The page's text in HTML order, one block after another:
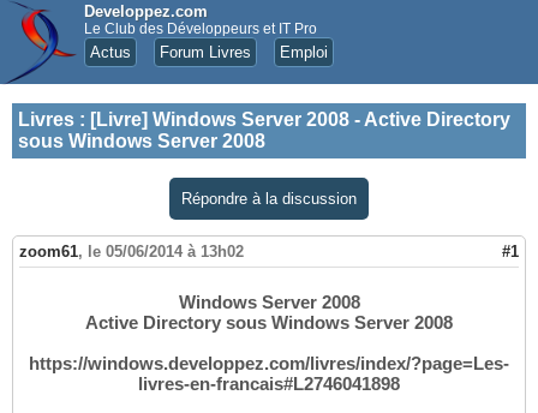
Developpez.com
Le Club des Développeurs et IT Pro
Actus Forum Livres Emploi
Livres : [Livre] Windows Server 2008 - Active Directory
sous Windows Server 2008
Répondre à la discussion
zoom61, le 05/06/2014 à 13h02 #1
Windows Server 2008
Active Directory sous Windows Server 2008
https://windows.developpez.com/livres/index/?page=Les-
livres-en-francais#L2746041898